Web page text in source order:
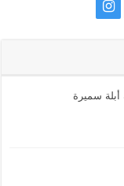
أبلة سميرة